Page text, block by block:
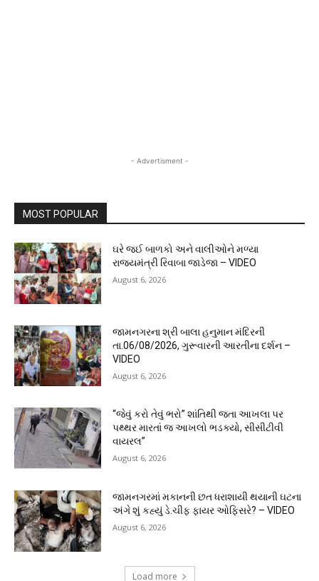
- Advertisment -
MOST POPULAR
ઘરે જઈ બાળકો અને વાલીઓને મળ્યા
રાજ્યમંત્રી રિવાબા જાડેજા – VIDEO
August 6, 2026
જામનગરના શ્રી બાલા હનુમાન મંદિરની
તા.06/08/2026, ગુરૂવારની આરતીના દર્શન –
VIDEO
August 6, 2026
“જેવું કરો તેવું ભરો” શાંતિથી જતા આખલા પર
પથ્થર મારતાં જ આખલો ભડક્યો, સીસીટીવી
વાયરલ”
August 6, 2026
જામનગરમાં મકાનની છત ધરાશાયી થયાની ઘટના
અંગે શું કહ્યું ડે.ચીફ ફાયર ઓફિસરે? – VIDEO
August 6, 2026
Load more